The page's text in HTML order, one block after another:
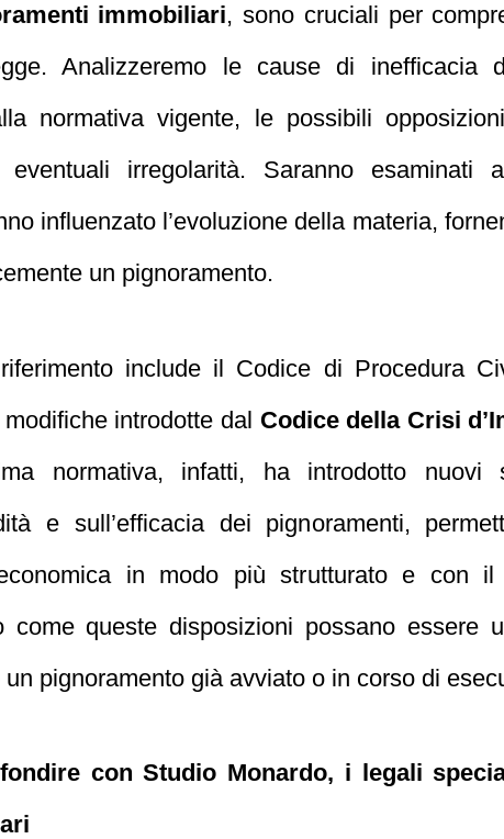
immobiliari, sono cruciali per
Analizzeremo le cause di inefficacia
normativa vigente, le possibili
eventuali irregolarità. Saranno esaminati
influenzato l’evoluzione della materia,
un pignoramento.
include il Codice di Procedura
introdotte dal Codice della Crisi
normativa, infatti, ha introdotto nuovi
e sull’efficacia dei pignoramenti,
in modo più strutturato e con il
come queste disposizioni possano essere
pignoramento già avviato o in corso di
con Studio Monardo, i legali